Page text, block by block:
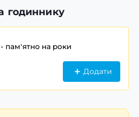
годиннику
пам'ятно на роки
Додати